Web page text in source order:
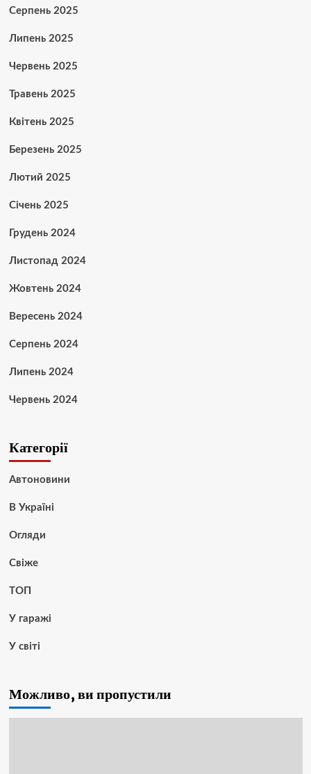
Серпень 2025
Липень 2025
Червень 2025
Травень 2025
Квітень 2025
Березень 2025
Лютий 2025
Січень 2025
Грудень 2024
Листопад 2024
Жовтень 2024
Вересень 2024
Серпень 2024
Липень 2024
Червень 2024
Категорії
Автоновини
В Україні
Огляди
Свіже
ТОП
У гаражі
У світі
Можливо, ви пропустили